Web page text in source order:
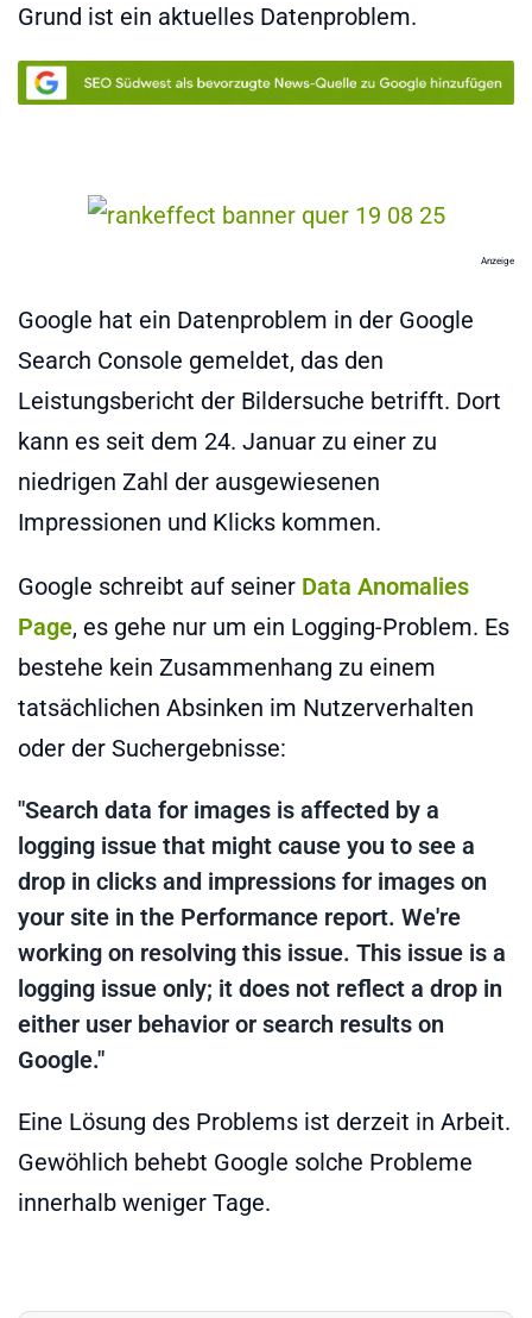
Grund ist ein aktuelles Datenproblem.
Anzeige
Google hat ein Datenproblem in der Google
Search Console gemeldet, das den
Leistungsbericht der Bildersuche betrifft. Dort
kann es seit dem 24. Januar zu einer zu
niedrigen Zahl der ausgewiesenen
Impressionen und Klicks kommen.
Google schreibt auf seiner Data Anomalies
Page, es gehe nur um ein Logging-Problem. Es
bestehe kein Zusammenhang zu einem
tatsächlichen Absinken im Nutzerverhalten
oder der Suchergebnisse:
"Search data for images is affected by a
logging issue that might cause you to see a
drop in clicks and impressions for images on
your site in the Performance report. We're
working on resolving this issue. This issue is a
logging issue only; it does not reflect a drop in
either user behavior or search results on
Google."
Eine Lösung des Problems ist derzeit in Arbeit.
Gewöhlich behebt Google solche Probleme
innerhalb weniger Tage.